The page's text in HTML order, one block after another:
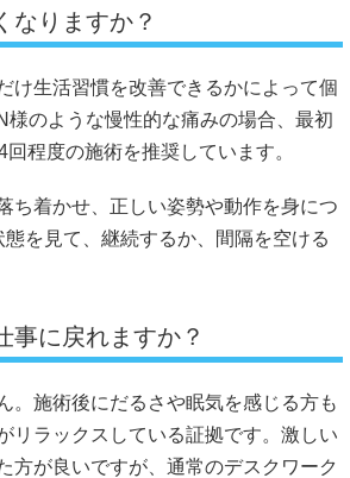
なりますか？
け生活習慣を改善できるかによって個
様のような慢性的な痛みの場合、最初
程度の施術を推奨しています。
ち着かせ、正しい姿勢や動作を身につ
を見て、継続するか、間隔を空ける
事に戻れますか？
。施術後にだるさや眠気を感じる方も
リラックスしている証拠です。激しい
方が良いですが、通常のデスクワーク